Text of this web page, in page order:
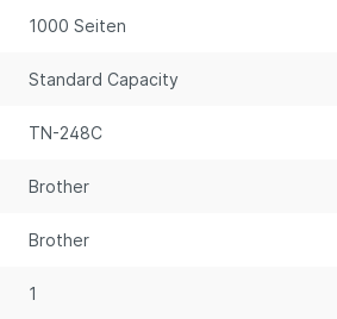
1000 Seiten
Standard Capacity
TN-248C
Brother
Brother
1